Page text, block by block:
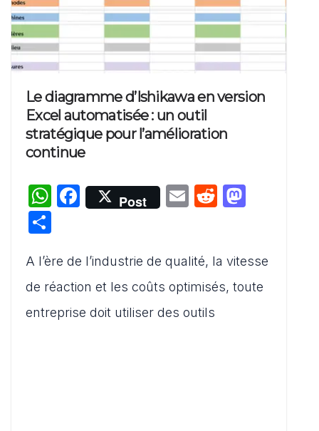
Le diagramme d’Ishikawa en version
Excel automatisée : un outil
stratégique pour l’amélioration
continue
W
s
A
p
F
a
e
b
o
Post
E
l
R
di
t
o
d
ta
g
er
A l’ère de l’industrie de qualité, la vitesse
de réaction et les coûts optimisés, toute
entreprise doit utiliser des outils